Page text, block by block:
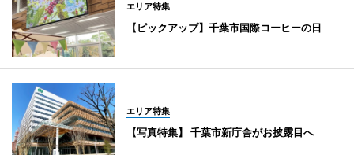
エリア特集
【ピックアップ】千葉市国際コーヒーの日
エリア特集
【写真特集】 千葉市新庁舎がお披露目へ